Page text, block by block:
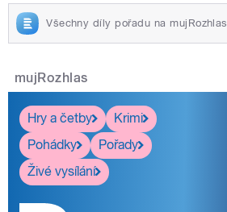
Všechny díly pořadu na mujRozhlas
mujRozhlas
Hry a četby
Krimi
Pohádky
Pořady
Živé vysílání